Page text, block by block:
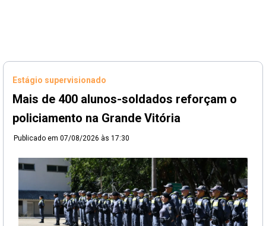
Estágio supervisionado
Mais de 400 alunos-soldados reforçam o
policiamento na Grande Vitória
Publicado em 07/08/2026 às 17:30